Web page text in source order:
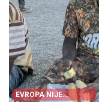
EVROPA NIJE
POMOGLA ŠPANIJI